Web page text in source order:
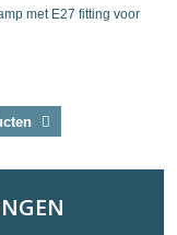
met E27 fitting voor